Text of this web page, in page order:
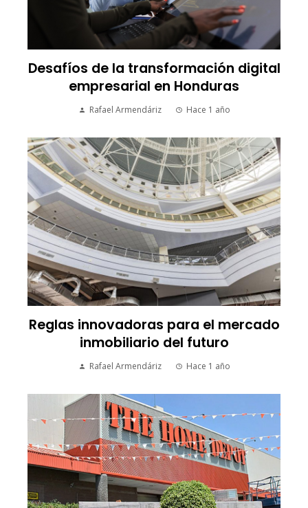
Desafíos de la transformación digital
empresarial en Honduras
Rafael Armendáriz Hace 1 año
Reglas innovadoras para el mercado
inmobiliario del futuro
Rafael Armendáriz Hace 1 año